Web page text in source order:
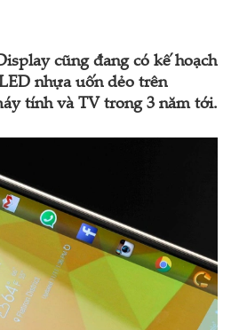
cũng đang có kế hoạch
nhựa uốn dẻo trên
tính và TV trong 3 năm tới.